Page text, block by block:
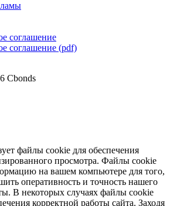
соглашение
соглашение (pdf)
Cbonds
файлы cookie для обеспечения
просмотра. Файлы cookie
на вашем компьютере для того,
оперативность и точность нашего
В некоторых случаях файлы cookie
корректной работы сайта. Заходя